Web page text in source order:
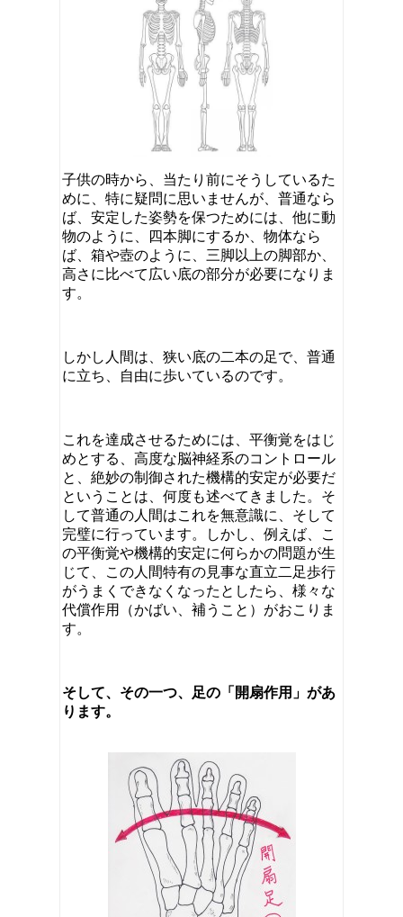
子供の時から、当たり前にそうしているた
めに、特に疑問に思いませんが、普通なら
ば、安定した姿勢を保つためには、他に動
物のように、四本脚にするか、物体なら
ば、箱や壺のように、三脚以上の脚部か、
高さに比べて広い底の部分が必要になりま
す。
しかし人間は、狭い底の二本の足で、普通
に立ち、自由に歩いているのです。
これを達成させるためには、平衡覚をはじ
めとする、高度な脳神経系のコントロール
と、絶妙の制御された機構的安定が必要だ
ということは、何度も述べてきました。そ
して普通の人間はこれを無意識に、そして
完璧に行っています。しかし、例えば、こ
の平衡覚や機構的安定に何らかの問題が生
じて、この人間特有の見事な直立二足歩行
がうまくできなくなったとしたら、様々な
代償作用（かばい、補うこと）がおこりま
す。
そして、その一つ、足の「開扇作用」があ
ります。